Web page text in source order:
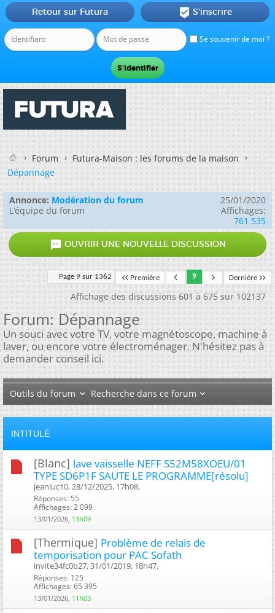
Se souvenir de moi ?
Retour sur Futura  S'inscrire
Forum
Futura-Maison : les forums de la maison
Dépannage
Annonce: Modération du forum
L’équipe du forum
25/01/2020
Affichages:
761 535
 OUVRIR UNE NOUVELLE DISCUSSION
Page 9 sur 1362 Première 9 Dernière
Affichage des discussions 601 à 675 sur 102137
Forum:Dépannage
Un souci avec votre TV, votre magnétoscope, machine à
laver, ou encore votre électroménager. N'hésitez pas à
demander conseil ici.
Outils du forum Recherche dans ce forum
INTITULÉ
[Blanc] lave vaisselle NEFF S52M58XOEU/01
TYPE SD6P1F SAUTE LE PROGRAMME[résolu]
jeanluc10, 28/12/2025, 17h08, ‎
Réponses: 55
Affichages: 2 099
13/01/2026, 13h09
[Thermique] Problème de relais de
temporisation pour PAC Sofath
invite34fc0b27, 31/01/2019, 18h47, ‎
Réponses: 125
Affichages: 65 395
13/01/2026, 11h03